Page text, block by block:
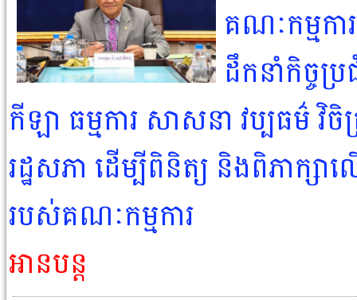
គណៈកម្មកា
ដឹកនាំកិច្ចប្
កីឡា ធម្មការ សាសនា វប្បធម៌
រដ្ឋសភា ដើម្បីពិនិត្យ និងពិភាក្សា
របស់គណៈកម្មការ
អានបន្ត